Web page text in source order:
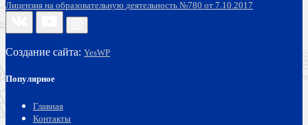
Лицензия на образовательную деятельность №780 от 7.10.2017
Создание сайта: YesWP
Популярное
Главная
Контакты